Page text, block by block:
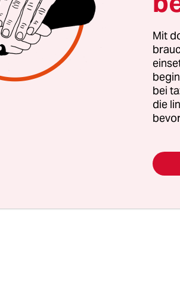
Berlin. Am Vormittag war die
Regierenden Bürgermeisterin
Hauptstadt (beide SPD) auch
städtischen und privaten
Genossenschaften, Bezirken,
Wohlfahrtsverbänden
Mit
bei
die